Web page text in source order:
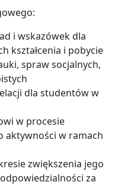
i wskazówek dla
kształcenia i pobycie
spraw socjalnych,
dla studentów w
w procesie
aktywności w ramach
zwiększenia jego
za